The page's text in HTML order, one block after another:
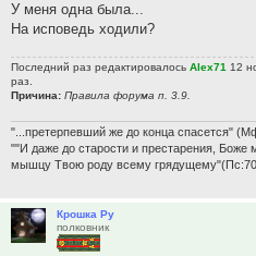
У меня одна была...
На исповедь ходили?
Последний раз редактировалось Alex71 12
раз.
Причина: Правила форума п. 3.9.
"...претерпевший же до конца спасется"
""И даже до старости и престарения,
мышцу Твою роду всему
Крошка Ру
полковник